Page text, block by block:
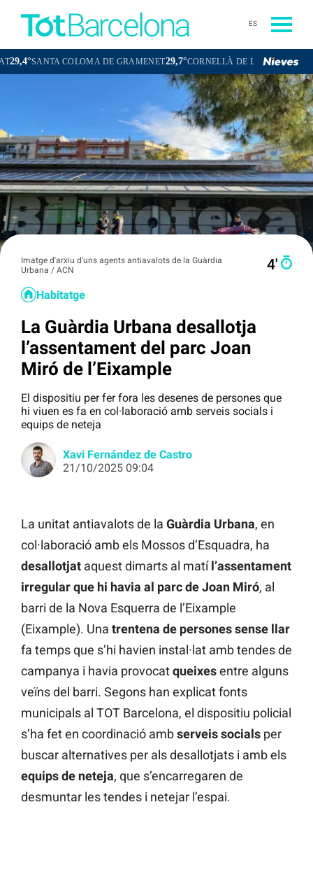
ES
COLOMA DE GRAMENET29,7°CORNELLÀ DE LLOBREGAT29,5°SANT
Imatge d'arxiu d'uns agents antiavalots de la Guàrdia
Urbana / ACN
4′
Habitatge
La Guàrdia Urbana desallotja
l’assentament del parc Joan
Miró de l’Eixample
El dispositiu per fer fora les desenes de persones que
hi viuen es fa en col·laboració amb serveis socials i
equips de neteja
Xavi Fernández de Castro
21/10/2025 09:04
La unitat antiavalots de la Guàrdia Urbana, en
col·laboració amb els Mossos d’Esquadra, ha
desallotjat aquest dimarts al matíl’assentament
irregular que hi havia al parc de Joan Miró, al
barri de la Nova Esquerra de l’Eixample
(Eixample). Una trentena de persones sense llar
fa temps que s’hi havien instal·lat amb tendes de
campanya i havia provocatqueixesentre alguns
veïns del barri. Segons han explicat fonts
municipals al TOT Barcelona, el dispositiu policial
s’ha fet en coordinació ambserveis socials per
buscar alternatives per als desallotjats i amb els
equips de neteja, que s’encarregaren de
desmuntar les tendes i netejar l’espai.